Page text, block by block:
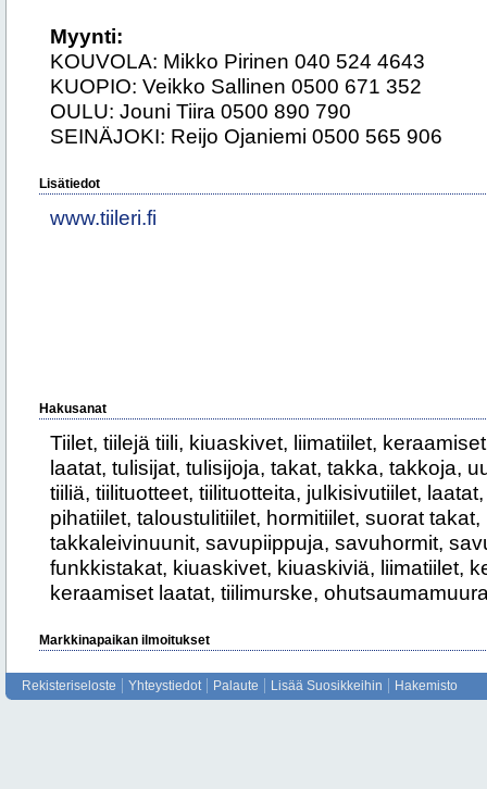
Myynti:
KOUVOLA: Mikko Pirinen 040 524 4643
KUOPIO: Veikko Sallinen 0500 671 352
OULU: Jouni Tiira 0500 890 790
SEINÄJOKI: Reijo Ojaniemi 0500 565 906
Lisätiedot
www.tiileri.fi
Hakusanat
Tiilet, tiilejä tiili, kiuaskivet, liimatiilet,
laatat, tulisijat, tulisijoja, takat, takka, takkoja,
tiiliä, tiilituotteet, tiilituotteita, julkisivutiilet,
pihatiilet, taloustulitiilet, hormitiilet, suorat
takkaleivinuunit, savupiippuja, savuhormit,
funkkistakat, kiuaskivet, kiuaskiviä, liimatiilet,
keraamiset laatat, tiilimurske,
Markkinapaikan ilmoitukset
Rekisteriseloste Yhteystiedot Palaute Lisää Suosikkeihin Hakemisto